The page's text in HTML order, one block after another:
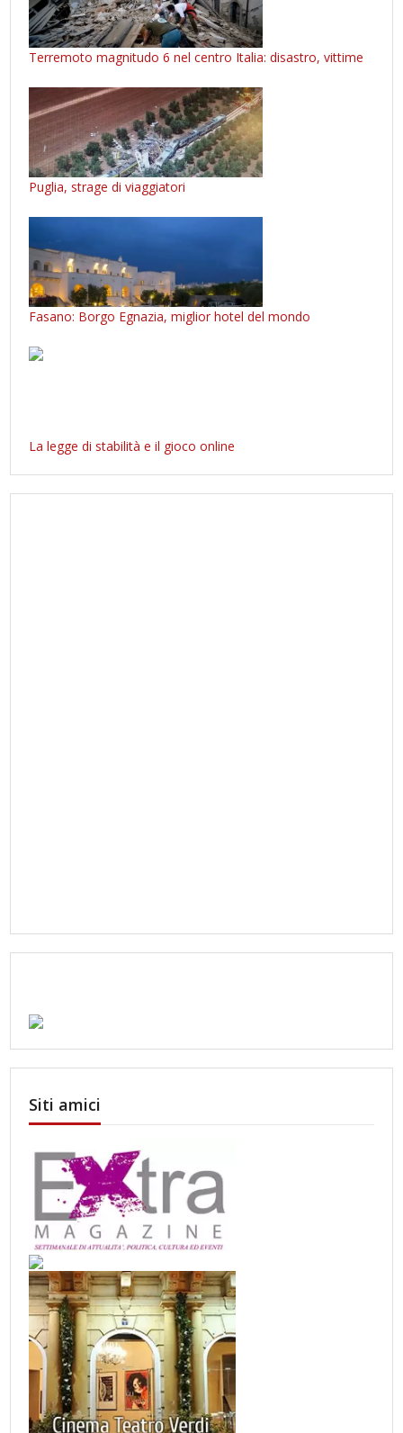
Terremoto magnitudo 6 nel centro Italia: disastro, vittime
Puglia, strage di viaggiatori
Fasano: Borgo Egnazia, miglior hotel del mondo
La legge di stabilità e il gioco online
Siti amici